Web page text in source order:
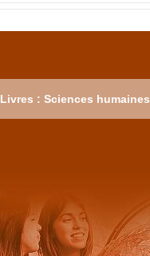
Livres : Sciences humaines